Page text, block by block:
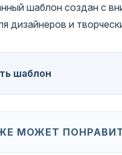
шаблон создан с
дизайнеров и
шаблон
МОЖЕТ